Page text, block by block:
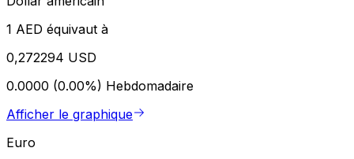
1 AED équivaut à
0,272294 USD
0.0000 (0.00%) Hebdomadaire
Afficher le graphique
Euro